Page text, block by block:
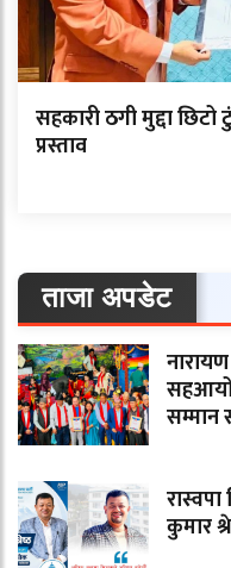
सहकारी ठगी मुद्दा
प्रस्ताव
ताजा अपडेट
सम्मान
कुमार